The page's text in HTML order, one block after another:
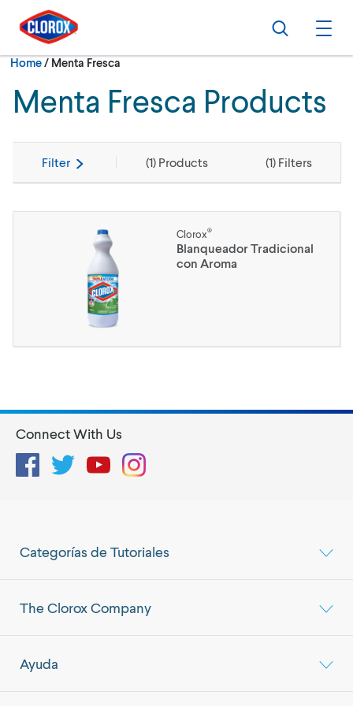
Skip to main navigation
Skip to content
Skip to footer
Search
Home/Current:
Menta Fresca
Menta Fresca Products
Filter (1) Products (1) Filters
Clorox®
Blanqueador Tradicional
con Aroma
Categorías de Tutoriales
The Clorox Company
Ayuda
Connect With Us
FacebookTwitterYouTubeInstagram